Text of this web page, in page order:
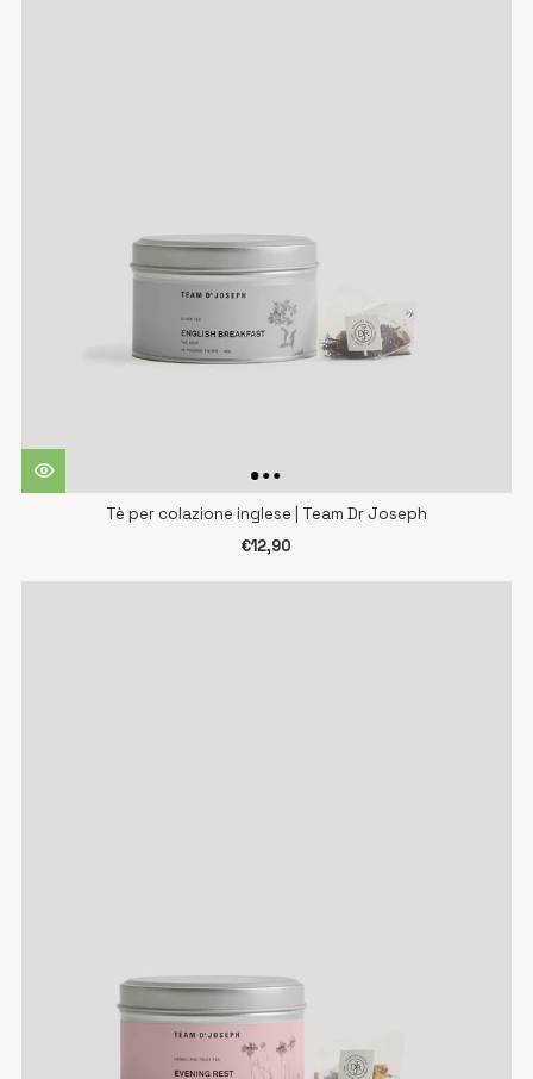
Tè per colazione inglese | Team Dr Joseph
€12,90